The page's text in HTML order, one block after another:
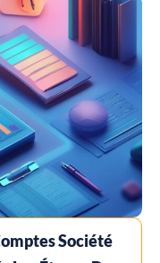
Société